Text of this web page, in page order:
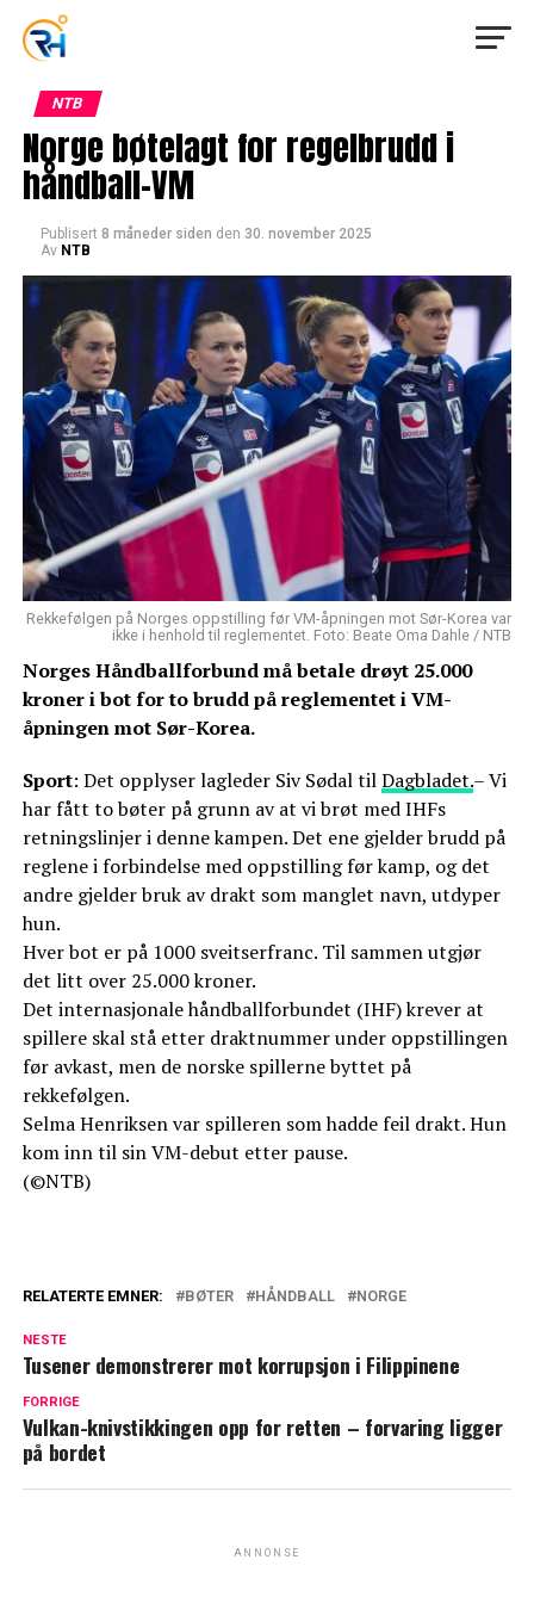
NTB
Norge bøtelagt for regelbrudd i
håndball-VM
Publisert 8 måneder siden den 30. november 2025
Av NTB
Rekkefølgen på Norges oppstilling før VM-åpningen mot Sør-Korea var
ikke i henhold til reglementet. Foto: Beate Oma Dahle / NTB
Norges Håndballforbund må betale drøyt 25.000
kroner i bot for to brudd på reglementet i VM-
åpningen mot Sør-Korea.
Sport: Det opplyser lagleder Siv Sødal tilDagbladet.– Vi
har fått to bøter på grunn av at vi brøt med IHFs
retningslinjer i denne kampen. Det ene gjelder brudd på
reglene i forbindelse med oppstilling før kamp, og det
andre gjelder bruk av drakt som manglet navn, utdyper
hun.
Hver bot er på 1000 sveitserfranc. Til sammen utgjør
det litt over 25.000 kroner.
Det internasjonale håndballforbundet (IHF) krever at
spillere skal stå etter draktnummer under oppstillingen
før avkast, men de norske spillerne byttet på
rekkefølgen.
Selma Henriksen var spilleren som hadde feil drakt. Hun
kom inn til sin VM-debut etter pause.
(©NTB)
RELATERTE EMNER: BØTER HÅNDBALL NORGE
NESTE
Tusener demonstrerer mot korrupsjon i Filippinene
FORRIGE
Vulkan-knivstikkingen opp for retten – forvaring ligger
på bordet
ANNONSE